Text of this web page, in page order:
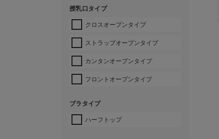
授乳口タイプ
クロスオープンタイプ
ストラップオープンタイプ
カンタンオープンタイプ
フロントオープンタイプ
ブラタイプ
ハーフトップ